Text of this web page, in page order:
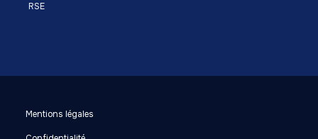
RSE
Mentions légales